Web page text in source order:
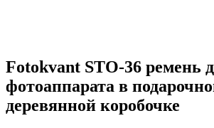
Fotokvant STO-36 ремень
фотоаппарата в
деревянной коробочке